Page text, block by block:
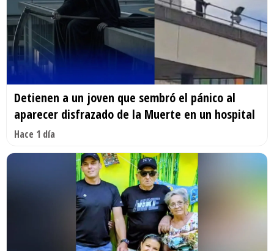
Detienen a un joven que sembró el pánico al
aparecer disfrazado de la Muerte en un hospital
Hace 1 día